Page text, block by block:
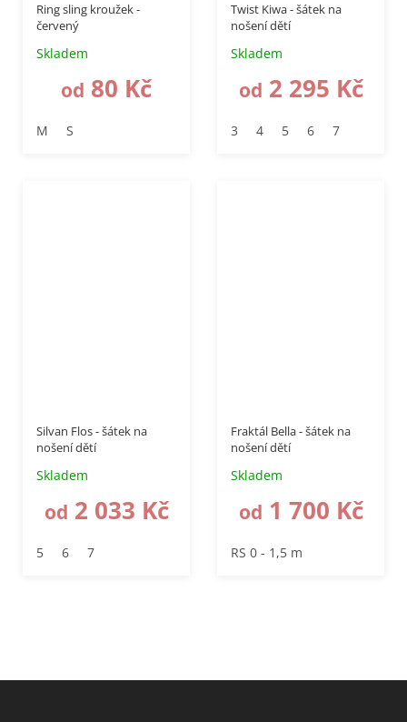
Ring sling kroužek -
červený
Skladem
od 80 Kč
M S
Twist Kiwa - šátek na
nošení dětí
Skladem
od 2 295 Kč
3 4 5 6 7
Silvan Flos - šátek na
nošení dětí
Skladem
od 2 033 Kč
5 6 7
Fraktál Bella - šátek na
nošení dětí
Skladem
od 1 700 Kč
RS 0 - 1,5 m